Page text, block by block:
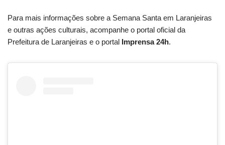
Para mais informações sobre a Semana Santa em Laranjeiras
e outras ações culturais, acompanhe o portal oficial da
Prefeitura de Laranjeiras e o portal Imprensa 24h.